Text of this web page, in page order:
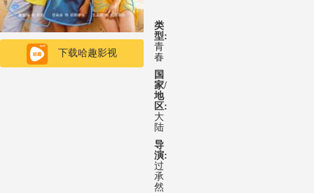
下载哈趣影视
类
型:
青
春
国
家/
地
区:
大
陆
导
演:
过
承
然